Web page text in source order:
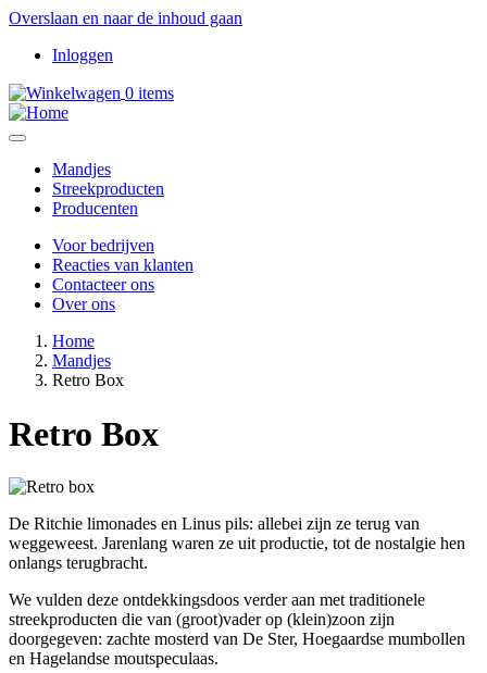
Overslaan en naar de inhoud gaan
Inloggen
0 items
Hoofdnavigatie
Mandjes
Streekproducten
Producenten
Secondary
navigation
Voor bedrijven
Reacties van klanten
Contacteer ons
Over ons
Kruimelpad
Home
Mandjes
Retro Box
Retro Box
Afbeelding
De Ritchie limonades en Linus pils: allebei zijn ze terug van
weggeweest. Jarenlang waren ze uit productie, tot de nostalgie hen
onlangs terugbracht.
We vulden deze ontdekkingsdoos verder aan met traditionele
streekproducten die van (groot)vader op (klein)zoon zijn
doorgegeven: zachte mosterd van De Ster, Hoegaardse mumbollen
en Hagelandse moutspeculaas.